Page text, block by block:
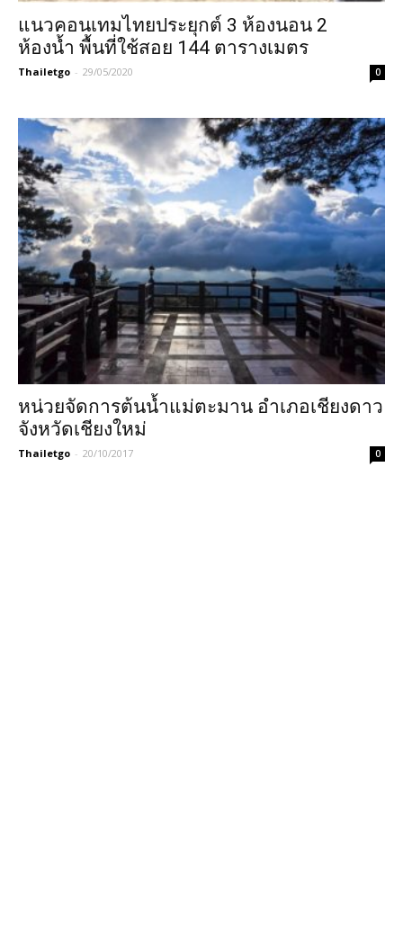
แนวคอนเทมไทยประยุกต์ 3 ห้องนอน 2
ห้องน้ำ พื้นที่ใช้สอย 144 ตารางเมตร
Thailetgo - 29/05/2020 0
หน่วยจัดการต้นน้ำแม่ตะมาน อำเภอเชียงดาว
จังหวัดเชียงใหม่
Thailetgo - 20/10/2017 0